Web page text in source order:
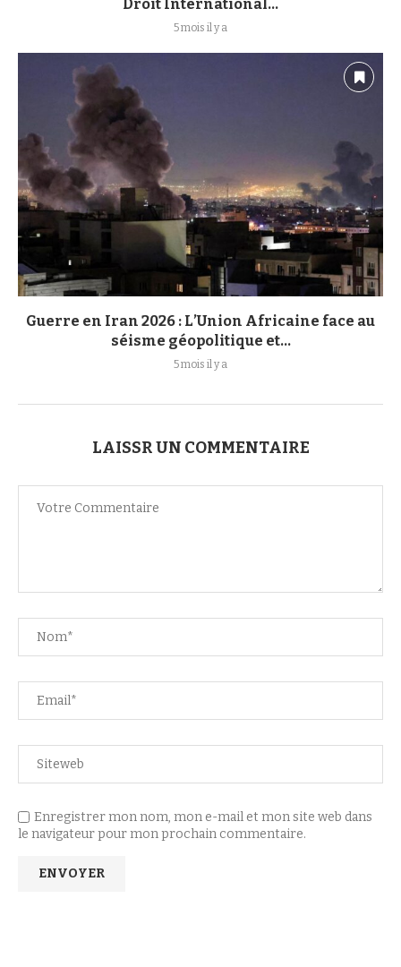
Droit International...
5 mois il y a
Guerre en Iran 2026 : L’Union Africaine face au
séisme géopolitique et...
5 mois il y a
LAISSR UN COMMENTAIRE
Enregistrer mon nom, mon e-mail et mon site web dans
le navigateur pour mon prochain commentaire.